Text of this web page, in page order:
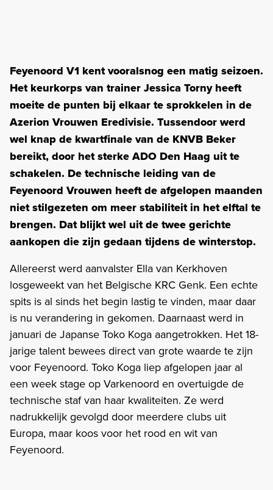
Feyenoord V1 kent vooralsnog een matig seizoen.
Het keurkorps van trainer Jessica Torny heeft
moeite de punten bij elkaar te sprokkelen in de
Azerion Vrouwen Eredivisie. Tussendoor werd
wel knap de kwartfinale van de KNVB Beker
bereikt, door het sterke ADO Den Haag uit te
schakelen. De technische leiding van de
Feyenoord Vrouwen heeft de afgelopen maanden
niet stilgezeten om meer stabiliteit in het elftal te
brengen. Dat blijkt wel uit de twee gerichte
aankopen die zijn gedaan tijdens de winterstop.
Allereerst werd aanvalster Ella van Kerkhoven
losgeweekt van het Belgische KRC Genk. Een echte
spits is al sinds het begin lastig te vinden, maar daar
is nu verandering in gekomen. Daarnaast werd in
januari de Japanse Toko Koga aangetrokken. Het 18-
jarige talent bewees direct van grote waarde te zijn
voor Feyenoord. Toko Koga liep afgelopen jaar al
een week stage op Varkenoord en overtuigde de
technische staf van haar kwaliteiten. Ze werd
nadrukkelijk gevolgd door meerdere clubs uit
Europa, maar koos voor het rood en wit van
Feyenoord.